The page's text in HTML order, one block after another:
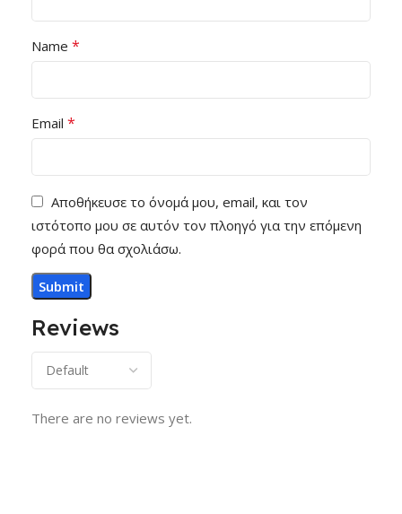
Reviews
There are no reviews yet.
Name *
Email *
Αποθήκευσε το όνομά μου, email, και τον
ιστότοπο μου σε αυτόν τον πλοηγό για την επόμενη
φορά που θα σχολιάσω.